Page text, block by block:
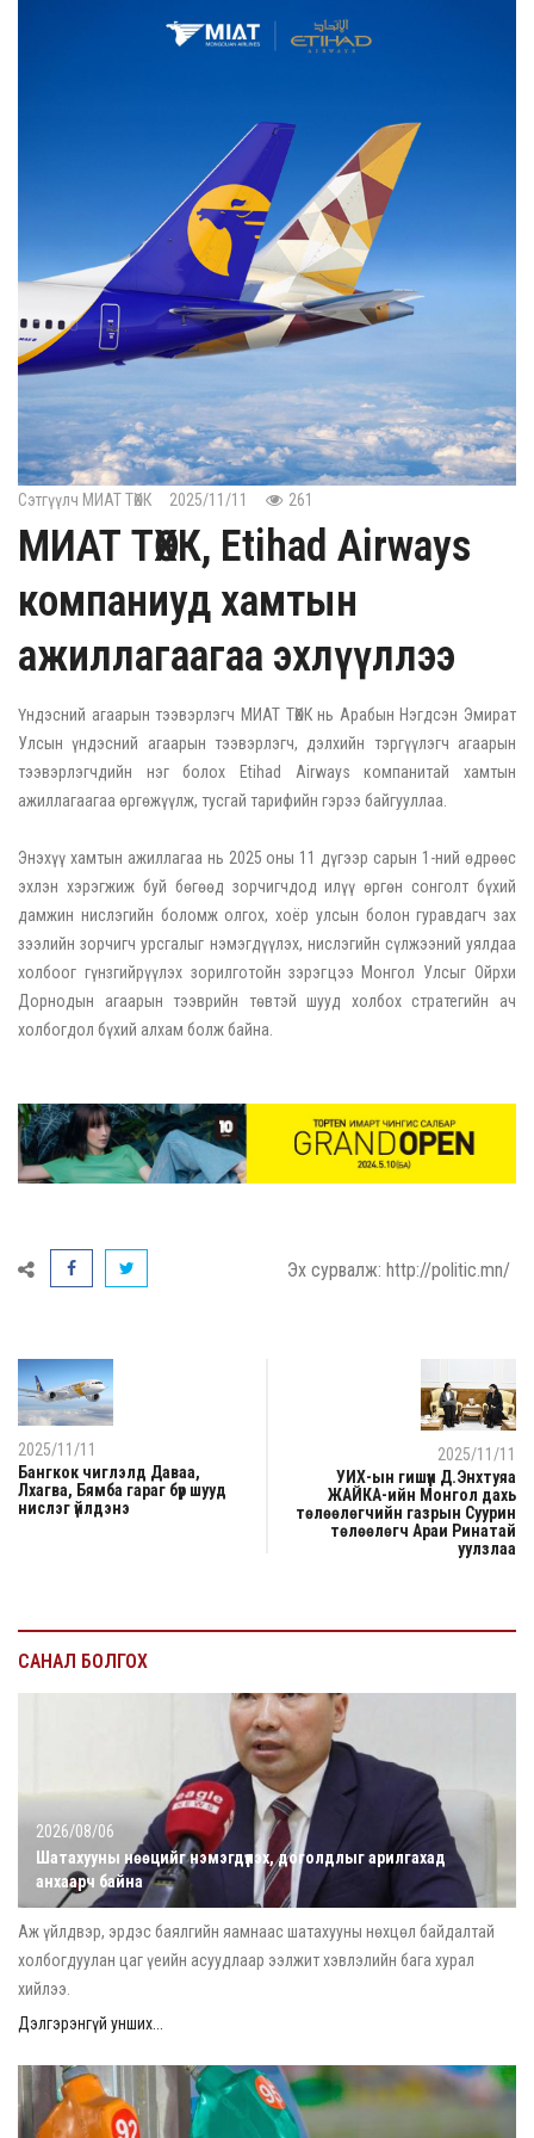
Сэтгүүлч МИАТ ТӨХК 2025/11/11 261
МИАТ ТӨХК, Etihad Airways
компаниуд хамтын
ажиллагаагаа эхлүүллээ
Үндэсний агаарын тээвэрлэгч МИАТ ТӨХК нь Арабын Нэгдсэн Эмират
Улсын үндэсний агаарын тээвэрлэгч, дэлхийн тэргүүлэгч агаарын
тээвэрлэгчдийн нэг болох Etihad Airways компанитай хамтын
ажиллагаагаа өргөжүүлж, тусгай тарифийн гэрээ байгууллаа.
Энэхүү хамтын ажиллагаа нь 2025 оны 11 дүгээр сарын 1-ний өдрөөс
эхлэн хэрэгжиж буй бөгөөд зорчигчдод илүү өргөн сонголт бүхий
дамжин нислэгийн боломж олгох, хоёр улсын болон гуравдагч зах
зээлийн зорчигч урсгалыг нэмэгдүүлэх, нислэгийн сүлжээний уялдаа
холбоог гүнзгийрүүлэх зорилготойн зэрэгцээ Монгол Улсыг Ойрхи
Дорнодын агаарын тээврийн төвтэй шууд холбох стратегийн ач
холбогдол бүхий алхам болж байна.
Эх сурвалж: http://politic.mn/
2025/11/11
Бангкок чиглэлд Даваа,
Лхагва, Бямба гараг бүр шууд
нислэг үйлдэнэ
2025/11/11
УИХ-ын гишүүн Д.Энхтуяа
ЖАЙКА-ийн Монгол дахь
төлөөлөгчийн газрын Суурин
төлөөлөгч Араи Ринатай
уулзлаа
САНАЛ БОЛГОХ
2026/08/06
Шатахууны нөөцийг нэмэгдүүлэх, доголдлыг арилгахад
анхаарч байна
Аж үйлдвэр, эрдэс баялгийн яамнаас шатахууны нөхцөл байдалтай
холбогдуулан цаг үеийн асуудлаар ээлжит хэвлэлийн бага хурал
хийлээ.
Дэлгэрэнгүй унших...